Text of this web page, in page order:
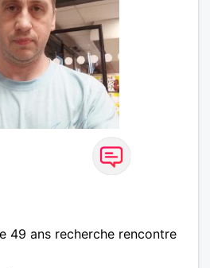
49 ans recherche rencontre